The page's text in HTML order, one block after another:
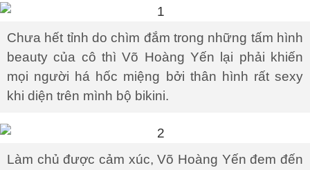
Chưa hết tỉnh do chìm đắm trong những tấm hình
beauty của cô thì Võ Hoàng Yến lại phải khiến
mọi người há hốc miệng bởi thân hình rất sexy
khi diện trên mình bộ bikini.
Làm chủ được cảm xúc, Võ Hoàng Yến đem đến